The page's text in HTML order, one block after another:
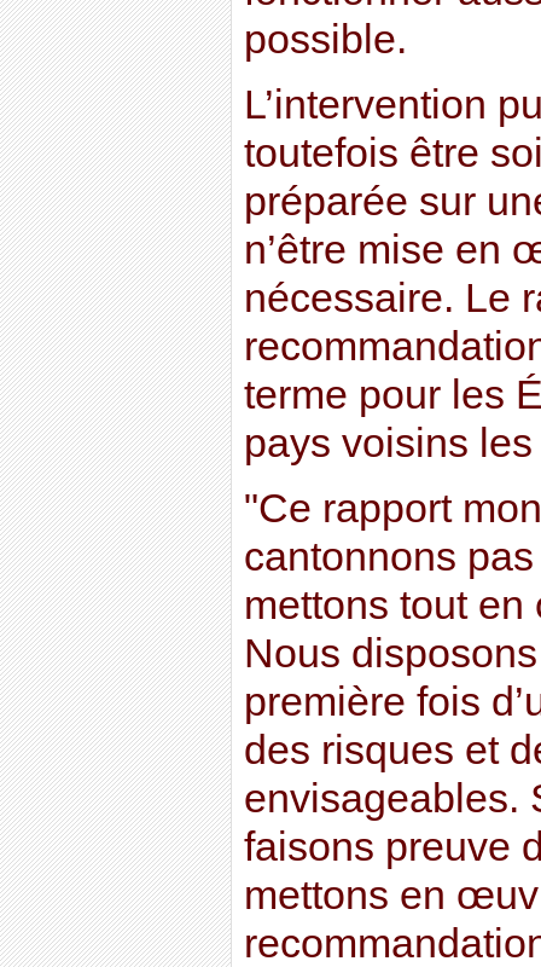
possible.
L’intervention
toutefois être
préparée sur
n’être mise en
nécessaire. Le
terme pour les
pays voisins
"Ce rapport
cantonnons
mettons tout
Nous
première fois
des risques et
envisageables.
faisons preuve
mettons en